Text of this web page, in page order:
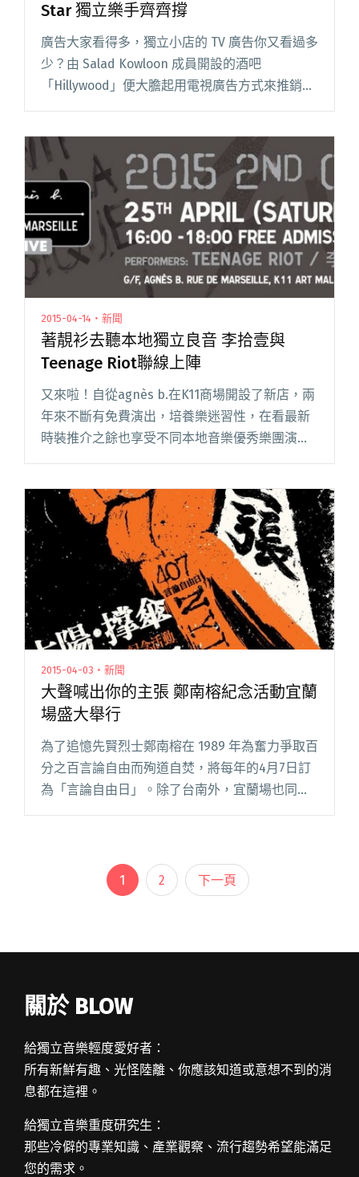
Star 獨立樂手齊齊撐
廣告大家看得多，獨立小店的 TV 廣告你又看過多
少？由 Salad Kowloon 成員開設的酒吧
「Hillywood」便大膽起用電視廣告方式來推銷自
己。然而，這絕對不是一支簡單的宣傳影片！
"Hillywood 酒吧宣傳片 動員香港 All Star 獨立樂
手齊齊撐"
2015-04-14・新聞
著靚衫去聽本地獨立良音 李拾壹與
Teenage Riot聯線上陣
又來啦！自從agnès b.在K11商場開設了新店，兩
年來不斷有免費演出，培養樂迷習性，在看最新
時裝推介之餘也享受不同本地音樂優秀樂團演
出。上月帶來是fantastic days以及小紅帽，今個
"著靚衫去聽本地獨立良音 李拾壹與Teenage
Riot聯線上陣"
2015-04-03・新聞
大聲喊出你的主張 鄭南榕紀念活動宜蘭
場盛大舉行
為了追憶先賢烈士鄭南榕在 1989 年為奮力爭取百
分之百言論自由而殉道自焚，將每年的4月7日訂
為「言論自由日」。除了台南外，宜蘭場也同時
會一起參與這個有意義的活動，將先在 4/4 於羅
鄭南榕紀念活動宜蘭場盛大舉行"
1 2 下一頁
關於 BLOW
給獨立音樂輕度愛好者：
所有新鮮有趣、光怪陸離、你應該知道或意想不到的消
息都在這裡。
給獨立音樂重度研究生：
那些冷僻的專業知識、產業觀察、流行趨勢希望能滿足
您的需求。